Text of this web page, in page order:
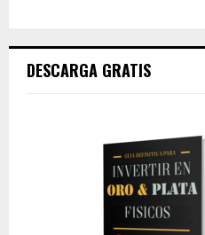
DESCARGA GRATIS